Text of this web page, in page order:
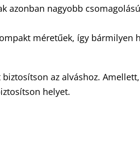
azonban nagyobb
méretűek, így bármilyen
az alváshoz.
helyet.